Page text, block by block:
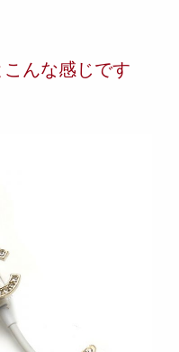
んな感じです